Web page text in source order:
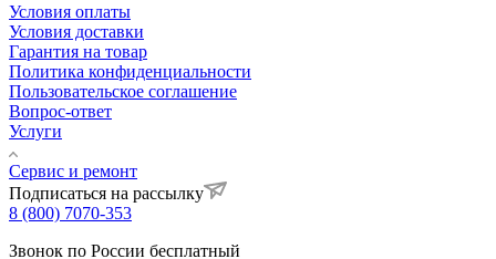
Условия оплаты
Условия доставки
Гарантия на товар
Политика конфиденциальности
Пользовательское соглашение
Вопрос-ответ
Услуги
Сервис и ремонт
Подписаться на рассылку
8 (800) 7070-353
Звонок по России бесплатный